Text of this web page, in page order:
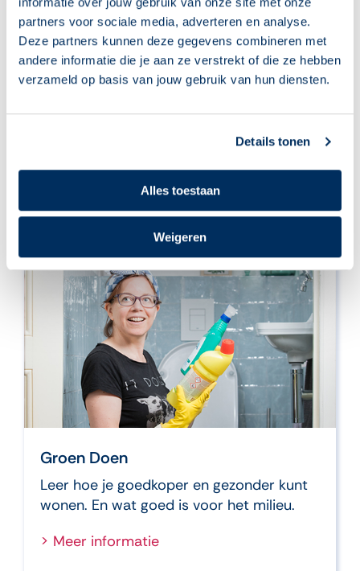
partners voor sociale media, adverteren en analyse.
Deze partners kunnen deze gegevens combineren met
andere informatie die je aan ze verstrekt of die ze hebben
verzameld op basis van jouw gebruik van hun diensten.
Details tonen
Alles toestaan
Weigeren
Oefen ook met
Groen Doen
Leer hoe je goedkoper en gezonder kunt
wonen. En wat goed is voor het milieu.
> Meer informatie